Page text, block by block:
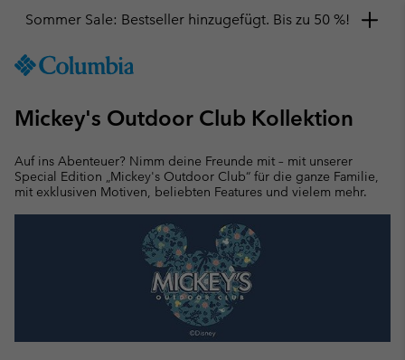
TO
SKIP
NAV
SKIP
TO
Sommer Sale: Bestseller hinzugefügt. Bis zu 50 %!
Mickey's Outdoor Club Kollektion
Auf ins Abenteuer? Nimm deine Freunde mit – mit unserer
Special Edition „Mickey's Outdoor Club“ für die ganze Familie,
mit exklusiven Motiven, beliebten Features und vielem mehr.